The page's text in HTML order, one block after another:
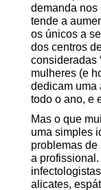
demanda nos
tende a
os únicos a
dos centros
consideradas
mulheres (e
dedicam uma
todo o ano, e
Mas o que
uma simples
problemas de
a
alicates,